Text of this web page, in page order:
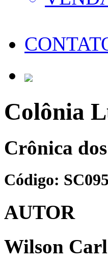
Colônia
Crônica
Código: SC095
AUTOR
Wilson